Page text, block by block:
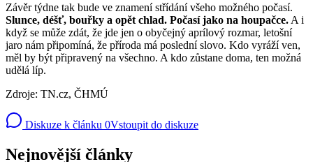
Závěr týdne tak bude ve znamení střídání všeho možného počasí.
Slunce, déšť, bouřky a opět chlad. Počasí jako na houpačce. A i
když se může zdát, že jde jen o obyčejný aprílový rozmar, letošní
jaro nám připomíná, že příroda má poslední slovo. Kdo vyráží ven,
měl by být připravený na všechno. A kdo zůstane doma, ten možná
udělá líp.
Zdroje: TN.cz, ČHMÚ
Diskuze k článku 0Vstoupit do diskuze
Nejnovější články